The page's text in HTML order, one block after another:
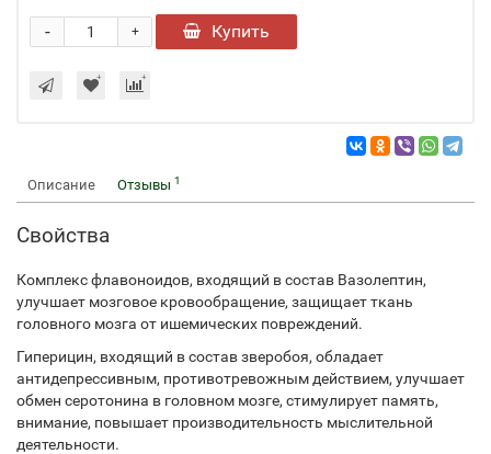
+
- Купить
Описание Отзывы 1
Свойства
Комплекс флавоноидов, входящий в состав Вазолептин,
улучшает мозговое кровообращение, защищает ткань
головного мозга от ишемических повреждений.
Гиперицин, входящий в состав зверобоя, обладает
антидепрессивным, противотревожным действием, улучшает
обмен серотонина в головном мозге, стимулирует память,
внимание, повышает производительность мыслительной
деятельности.